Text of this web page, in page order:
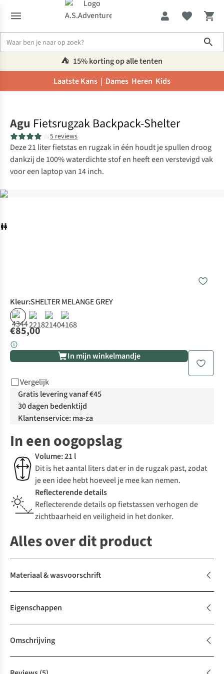
⛺️ 15% korting op alle tenten
Laatste Kans | Dames Heren Kids
Agu Fietsrugzak Backpack-Shelter
5 reviews
Deze 21 liter fietstas en rugzak in één houdt je spullen droog
dankzij de 100% waterdichte stof en heeft een verstevigd vak
voor een laptop van 14 inch.
Kleur:SHELTER MELANGE GREY
€85,00
In mijn winkelmandje
Vergelijk
Gratis levering vanaf €45
30 dagen bedenktijd
Klantenservice: ma-za
In een oogopslag
Volume: 21 l
Dit is het aantal liters dat er in de rugzak past, zodat
je een idee hebt hoeveel je mee kan nemen.
Reflecterende details
Reflecterende details op fietstassen verhogen de
zichtbaarheid en veiligheid in het donker.
Alles over dit product
Materiaal & wasvoorschrift
Eigenschappen
Omschrijving